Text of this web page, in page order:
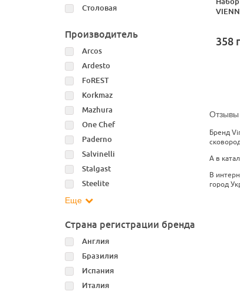
Столовая
Производитель
Arcos
Ardesto
FoREST
Korkmaz
Mazhura
One Chef
Paderno
Salvinelli
Stalgast
Steelite
Еще
Страна регистрации бренда
Англия
Бразилия
Испания
Италия
358
Отзывы
Бренд
А в
В
город